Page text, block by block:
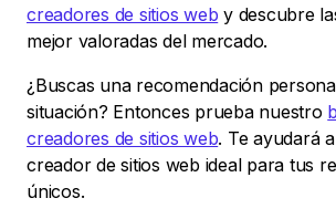
creadores de sitios web y descubre
mejor valoradas del mercado.
¿Buscas una recomendación
situación? Entonces prueba nuestro
creadores de sitios web. Te ayudará
creador de sitios web ideal para tus
únicos.